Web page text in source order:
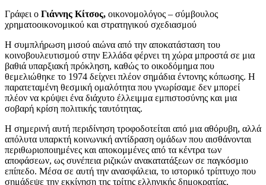
Γράφει ο Γιάννης Κίτσος, οικονομολόγος – σύμβουλος
χρηματοοικονομικού και στρατηγικού σχεδιασμού
Η συμπλήρωση μισού αιώνα από την αποκατάσταση του
κοινοβουλευτισμού στην Ελλάδα φέρνει τη χώρα μπροστά σε μια
βαθιά υπαρξιακή πρόκληση, καθώς το οικοδόμημα που
θεμελιώθηκε το 1974 δείχνει πλέον σημάδια έντονης κόπωσης. Η
παρατεταμένη θεσμική ομαλότητα που γνωρίσαμε δεν μπορεί
πλέον να κρύψει ένα διάχυτο έλλειμμα εμπιστοσύνης και μια
σοβαρή κρίση πολιτικής ταυτότητας.
Η σημερινή αυτή περιδίνηση τροφοδοτείται από μια αθόρυβη, αλλά
απόλυτα υπαρκτή κοινωνική αντίδραση ομάδων που αισθάνονται
περιθωριοποιημένες και αποκομμένες από τα κέντρα των
αποφάσεων, ως συνέπεια ριζικών ανακατατάξεων σε παγκόσμιο
επίπεδο. Μέσα σε αυτή την ανασφάλεια, το ιστορικό τρίπτυχο που
σημάδεψε την εκκίνηση της τρίτης ελληνικής δημοκρατίας,